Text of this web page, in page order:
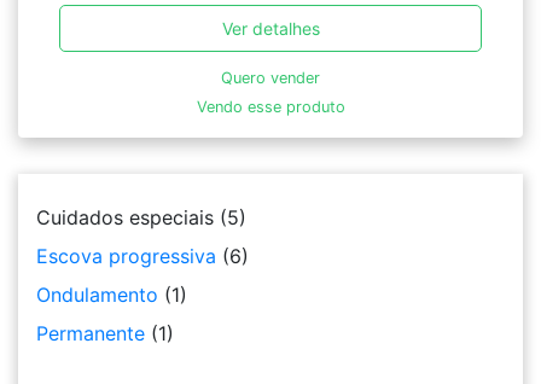
Ver detalhes
Quero vender
Vendo esse produto
Cuidados especiais (5)
Escova progressiva (6)
Ondulamento (1)
Permanente (1)